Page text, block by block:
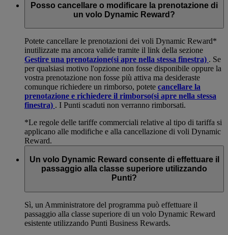
Posso cancellare o modificare la prenotazione di
un volo Dynamic Reward?
Potete cancellare le prenotazioni dei voli Dynamic Reward*
inutilizzate ma ancora valide tramite il link della sezione
Gestire una prenotazione(si apre nella stessa finestra) . Se
per qualsiasi motivo l'opzione non fosse disponibile oppure la
vostra prenotazione non fosse più attiva ma desideraste
comunque richiedere un rimborso, potete cancellare la
prenotazione e richiedere il rimborso(si apre nella stessa
finestra) . I Punti scaduti non verranno rimborsati.
*Le regole delle tariffe commerciali relative al tipo di tariffa si
applicano alle modifiche e alla cancellazione di voli Dynamic
Reward.
Un volo Dynamic Reward consente di effettuare il
passaggio alla classe superiore utilizzando
Punti?
Sì, un Amministratore del programma può effettuare il
passaggio alla classe superiore di un volo Dynamic Reward
esistente utilizzando Punti Business Rewards.